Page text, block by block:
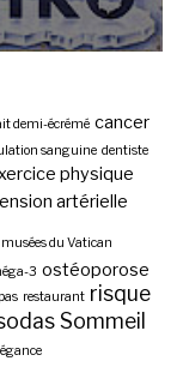
demi-écrémé cancer
sanguine dentiste
physique
artérielle
musées du Vatican
3 ostéoporose
restaurant risque
Sommeil